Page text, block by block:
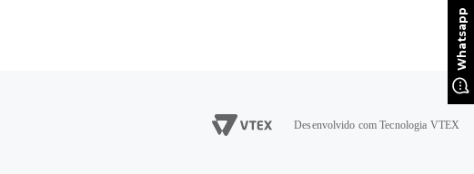
Desenvolvido com Tecnologia VTEX